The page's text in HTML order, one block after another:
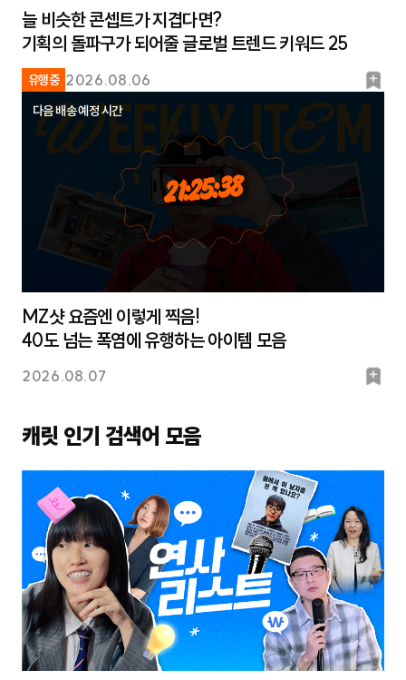
유행중 2026.08.06
북
마
늘 비슷한 콘셉트가 지겹다면?
기획의 돌파구가 되어줄 글로벌 트렌드 키워드 25
다음 배송 예정 시간
21:25:36
2026.08.07
북
MZ샷 요즘엔 이렇게 찍음!
40도 넘는 폭염에 유행하는 아이템 모음
캐릿 인기 검색어 모음